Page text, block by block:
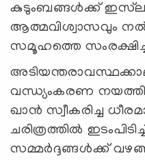
കുടുംബങ്ങൾക്ക്
ആത്മവിശ്വാസവും
സമൂഹത്തെ
വന്ധ്യംകരണ
ഖാൻ സ്വീകരിച്ച
ചരിത്രത്തിൽ
സമ്മർദ്ദങ്ങൾക്ക്